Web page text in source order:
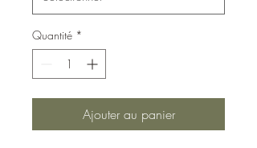
Quantité *
Ajouter au panier